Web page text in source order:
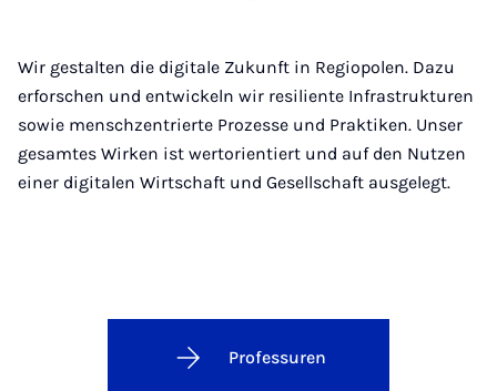
Wir gestalten die digitale Zukunft in Regiopolen. Dazu
erforschen und entwickeln wir resiliente Infrastrukturen
sowie menschzentrierte Prozesse und Praktiken. Unser
gesamtes Wirken ist wertorientiert und auf den Nutzen
einer digitalen Wirtschaft und Gesellschaft ausgelegt.
Professuren